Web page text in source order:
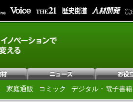
家庭通販 コミック デジタル・電子書籍